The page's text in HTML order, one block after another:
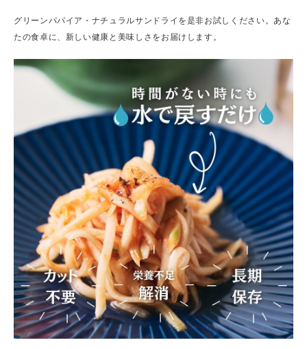
グリーンパパイア・ナチュラルサンドライを是非お試しください。あな
たの食卓に、新しい健康と美味しさをお届けします。